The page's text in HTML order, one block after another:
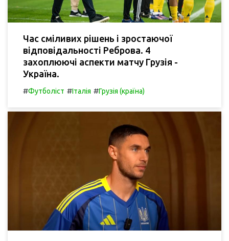
Час сміливих рішень і зростаючої
відповідальності Реброва. 4
захоплюючі аспекти матчу Грузія -
Україна.
#Футболіст #Італія #Грузія (країна)